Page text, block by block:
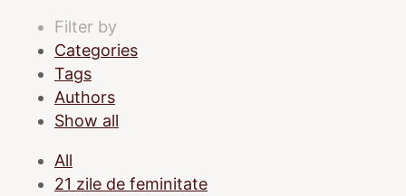
Filter by
Categories
Tags
Authors
Show all
All
21 zile de feminitate